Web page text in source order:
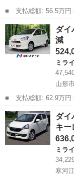
■ 支払総額: 56.5万円 ■ 車両本体価格： 498,000 円 ■ メーカー
名： ダイハツ ■ 車
ＡＩＩＩ ４ＷＤ キ
／ＡＭ バッ...
山形 寒河江市
ダ
減
ミラ
山形
■ 支払総額: 62.9万円 ■ 車両本体価格： 524,000 円 ■ メーカー
名： ダイハツ ■ 車
ＡＩＩＩ 衝突軽減
ーム アイド...
山形 山形市
ダ
キ
ミラ
寒河